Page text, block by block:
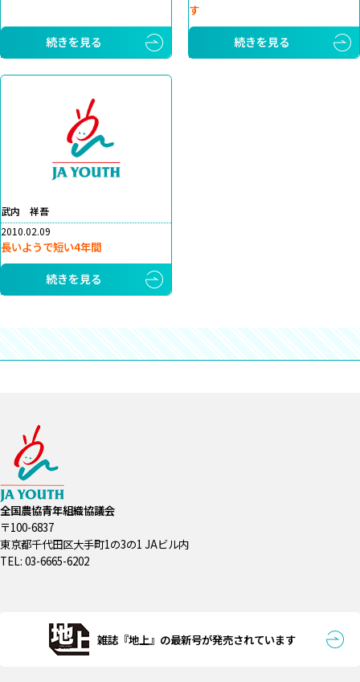
続きを見る
す
続きを見る
武内 祥吾
2010.02.09
長いようで短い4年間
続きを見る
全国農協青年組織協議会
〒100-6837
東京都千代田区大手町1の3の1 JAビル内
TEL: 03-6665-6202
雑誌『地上』の最新号が発売されています